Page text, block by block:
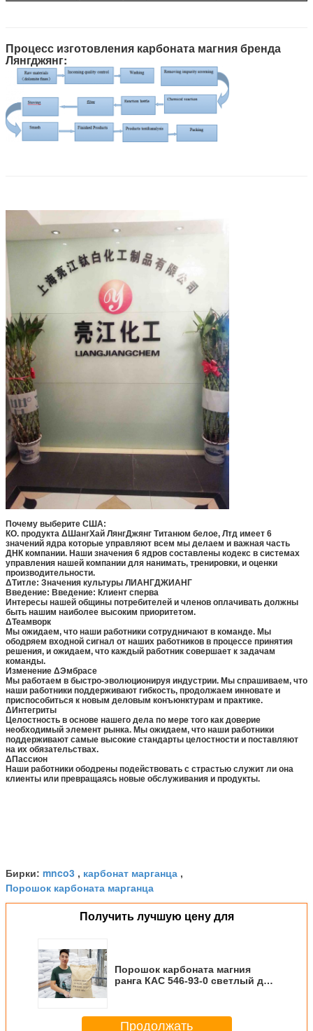
Процесс изготовления карбоната магния бренда
Лянгджянг:
Почему выберите США:
КО. продукта ΔШангХай ЛянгДжянг Титанюм белое, Лтд имеет 6
значений ядра которые управляют всем мы делаем и важная часть
ДНК компании. Наши значения 6 ядров составлены кодекс в системах
управления нашей компании для нанимать, тренировки, и оценки
производительности.
ΔТитле: Значения культуры ЛИАНГДЖИАНГ
Введение: Введение: Клиент сперва
Интересы нашей общины потребителей и членов оплачивать должны
быть нашим наиболее высоким приоритетом.
ΔТеамворк
Мы ожидаем, что наши работники сотрудничают в команде. Мы
ободряем входной сигнал от наших работников в процессе принятия
решения, и ожидаем, что каждый работник совершает к задачам
команды.
Изменение ΔЭмбрасе
Мы работаем в быстро-эволюционируя индустрии. Мы спрашиваем, что
наши работники поддерживают гибкость, продолжаем инновате и
приспособиться к новым деловым конъюнктурам и практике.
ΔИнтегриты
Целостность в основе нашего дела по мере того как доверие
необходимый элемент рынка. Мы ожидаем, что наши работники
поддерживают самые высокие стандарты целостности и поставляют
на их обязательствах.
ΔПассион
Наши работники ободрены подействовать с страстью служит ли она
клиенты или превращаясь новые обслуживания и продукты.
Бирки: mnco3 , карбонат марганца ,
Порошок карбоната марганца
Получить лучшую цену для
Порошок карбоната магния
ранга КАС 546-93-0 светлый для
Продолжать